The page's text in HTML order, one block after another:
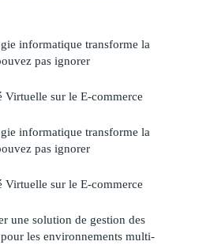
informatique transforme la
pas ignorer
Virtuelle sur le E-commerce
informatique transforme la
pas ignorer
Virtuelle sur le E-commerce
une solution de gestion des
les environnements multi-